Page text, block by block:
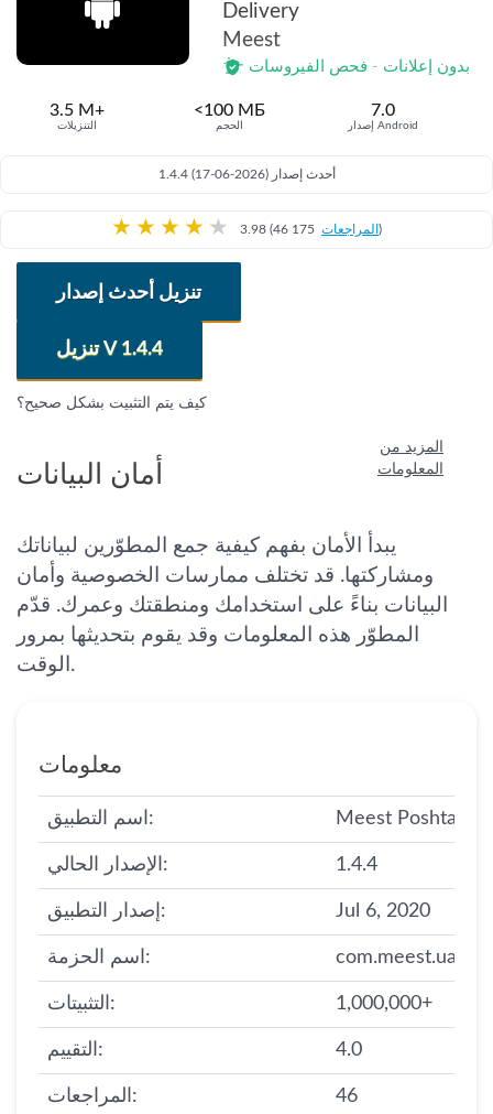
Delivery
Meest
بدون إعلانات - فحص الفيروسات
3.5 M+
التنزيلات
<100 МБ
الحجم
7.0
إصدار Android
1.4.4 (17-06-2026) أحدث إصدار
★ ★ ★ ★ ★ 3.98 (46 175 المراجعات )
تنزيل أحدث إصدار
تنزيل V 1.4.4
كيف يتم التثبيت بشكل صحيح؟
أمان البيانات
المزيد من
المعلومات
يبدأ الأمان بفهم كيفية جمع المطوّرين لبياناتك
ومشاركتها. قد تختلف ممارسات الخصوصية وأمان
البيانات بناءً على استخدامك ومنطقتك وعمرك. قدّم
المطوّر هذه المعلومات وقد يقوم بتحديثها بمرور
الوقت.
معلومات
اسم التطبيق: Meest Poshta:
الإصدار الحالي: 1.4.4
إصدار التطبيق: Jul 6, 2020
اسم الحزمة: com.meest.ua
التثبيتات: 1,000,000+
التقييم: 4.0
المراجعات: 46